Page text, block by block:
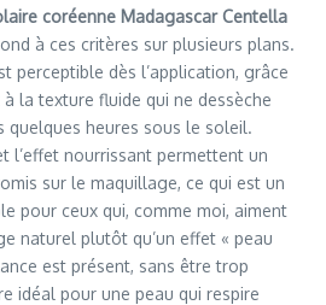
coréenne Madagascar Centella
à ces critères sur plusieurs plans.
perceptible dès l’application, grâce
la texture fluide qui ne dessèche
quelques heures sous le soleil.
l’effet nourrissant permettent un
sur le maquillage, ce qui est un
pour ceux qui, comme moi, aiment
naturel plutôt qu’un effet « peau
est présent, sans être trop
idéal pour une peau qui respire